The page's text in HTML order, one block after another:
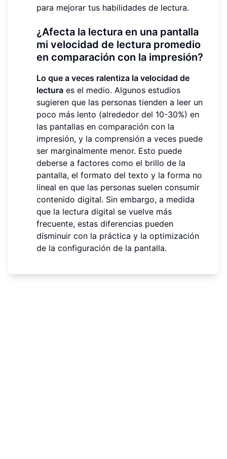
para mejorar tus habilidades de lectura.
¿Afecta la lectura en una pantalla
mi velocidad de lectura promedio
en comparación con la impresión?
Lo que a veces ralentiza la velocidad de
lectura es el medio. Algunos estudios
sugieren que las personas tienden a leer un
poco más lento (alrededor del 10-30%) en
las pantallas en comparación con la
impresión, y la comprensión a veces puede
ser marginalmente menor. Esto puede
deberse a factores como el brillo de la
pantalla, el formato del texto y la forma no
lineal en que las personas suelen consumir
contenido digital. Sin embargo, a medida
que la lectura digital se vuelve más
frecuente, estas diferencias pueden
disminuir con la práctica y la optimización
de la configuración de la pantalla.